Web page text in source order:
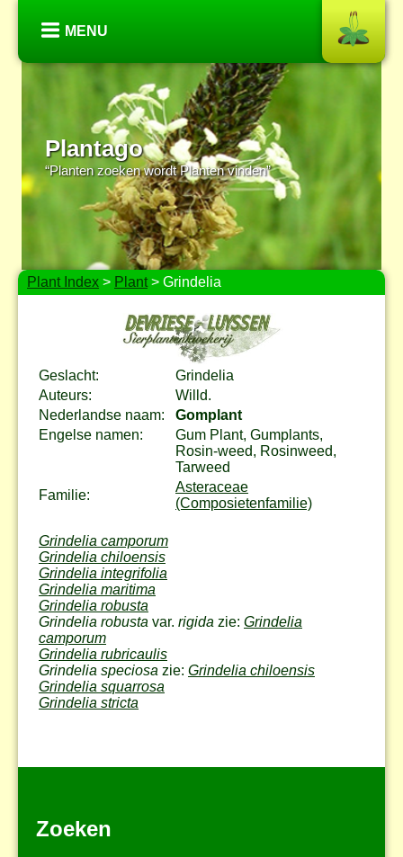
MENU
Plantago
“Planten zoeken wordt Planten vinden”
Plant Index > Plant> Grindelia
Geslacht:
Grindelia
Auteurs:
Willd.
Nederlandse naam:
Gomplant
Engelse namen:
Gum Plant, Gumplants,
Rosin-weed, Rosinweed,
Tarweed
Familie:
Asteraceae
(Composietenfamilie)
Grindelia camporum
Grindelia chiloensis
Grindelia integrifolia
Grindelia maritima
Grindelia robusta
Grindelia robusta var. rigida zie: Grindelia
camporum
Grindelia rubricaulis
Grindelia speciosa zie: Grindelia chiloensis
Grindelia squarrosa
Grindelia stricta
Zoeken